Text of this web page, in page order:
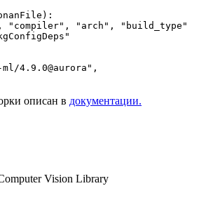
):
, "compiler" , "arch" ,
"build_type"
ml/4.9.0@aurora" ,
описан в документации.
Vision Library